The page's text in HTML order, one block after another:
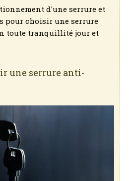
d'une serrure et
pour choisir une serrure
toute tranquillité jour et
une serrure anti-